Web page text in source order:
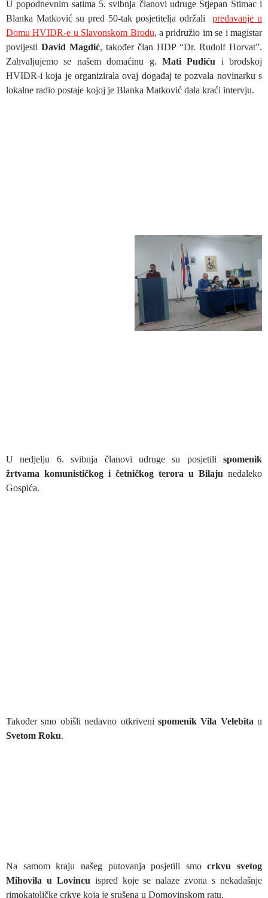
U popodnevnim satima 5. svibnja članovi udruge Stjepan Štimac i
Blanka Matković su pred 50-tak posjetitelja održali predavanje u
Domu HVIDR-e u Slavonskom Brodu, a pridružio im se i magistar
povijesti David Magdić, također član HDP “Dr. Rudolf Horvat”.
Zahvaljujemo se našem domaćinu g. Mati Pudiću i brodskoj
HVIDR-i koja je organizirala ovaj događaj te pozvala novinarku s
lokalne radio postaje kojoj je Blanka Matković dala kraći intervju.
U nedjelju 6. svibnja članovi udruge su posjetili spomenik
žrtvama komunističkog i četničkog terora u Bilaju nedaleko
Gospića.
Također smo obišli nedavno otkriveni spomenik Vila Velebita u
Svetom Roku.
Na samom kraju našeg putovanja posjetili smocrkvu svetog
Mihovila u Lovincu ispred koje se nalaze zvona s nekadašnje
rimokatoličke crkve koja je srušena u Domovinskom ratu.